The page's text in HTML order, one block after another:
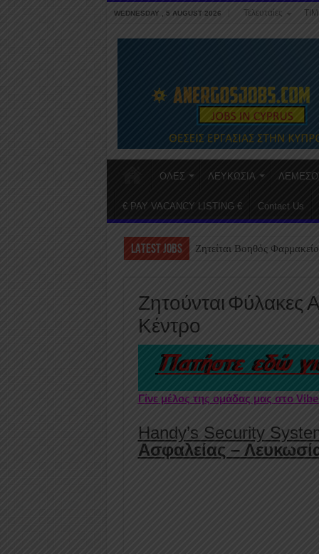
WEDNESDAY , 5 AUGUST 2026 Τελευταίες
ΟΛΕΣ ΛΕΥΚΩΣΙΑ
€ PAY VACANCY LISTING € Contact Us
LATEST JOBS Ζητείται Βοηθός
Ζητούνται Φύλακες
Κέντρο
Γίνε μέλος της ομάδας μας στο
Handy’s Security
Ασφαλείας –